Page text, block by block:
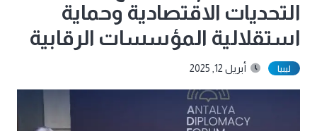
التحديات الاقتصادية وحماية
استقلالية المؤسسات الرقابية
ليبيا أبريل 12, 2025